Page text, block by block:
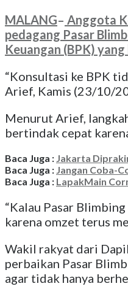
MALANG– Anggota
pedagang Pasar
Keuangan (BPK)
“Konsultasi ke BPK
Arief, Kamis (23/10/
Menurut Arief,
bertindak cepat
Baca Juga : Jakarta
Baca Juga : Jangan Coba-
Baca Juga : LapakMain
“Kalau Pasar
karena omzet terus
Wakil rakyat dari
perbaikan Pasar
agar tidak hanya